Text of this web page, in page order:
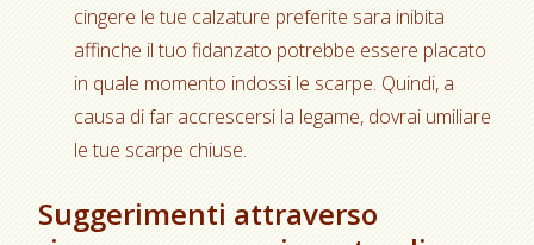
cingere le tue calzature preferite sara inibita
affinche il tuo fidanzato potrebbe essere placato
in quale momento indossi le scarpe. Quindi, a
causa di far accrescersi la legame, dovrai umiliare
le tue scarpe chiuse.
Suggerimenti attraverso